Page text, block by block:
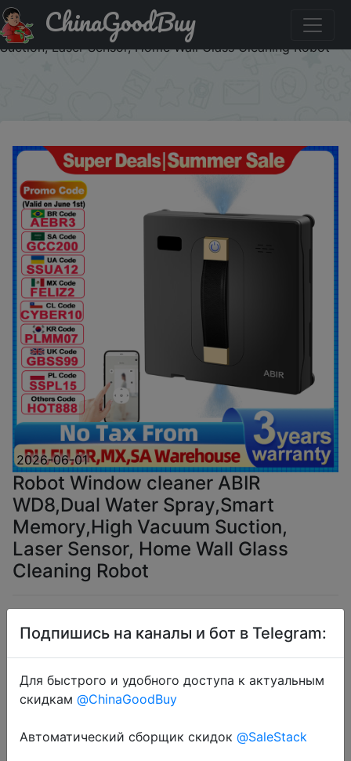
Промокод на скидку :AEUA15 Robot Window cleaner
ABIR WD8,Dual Water Spray,Smart Memory,High Vacuum
Suction, Laser Sensor, Home Wall Glass Cleaning Robot
ChinaGoodBuy
2026-06-01
Robot Window cleaner ABIR
WD8,Dual Water Spray,Smart
Memory,High Vacuum Suction,
Laser Sensor, Home Wall Glass
Cleaning Robot
$72.76
Промокод: "AEUA15"
Подпишись на каналы и бот в Telegram:
Для быстрого и удобного доступа к актуальным
скидкам @ChinaGoodBuy
Автоматический сборщик скидок @SaleStack